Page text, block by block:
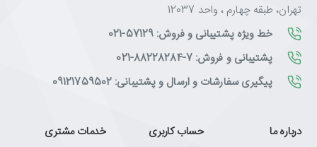
تهران، طبقه چهارم ، واحد 12037
خط ویژه پشتیبانی و فروش: 57129-021
پشتیبانی و فروش: 7-88228284-021
پیگیری سفارشات و ارسال و پشتیبانی: 09121759502
درباره ما حساب کاربری خدمات مشتری